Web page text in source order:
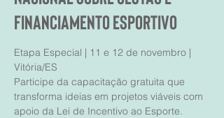
Financiamento Esportivo
Etapa Especial | 11 e 12 de novembro |
Vitória/ES
Participe da capacitação gratuita que
transforma ideias em projetos viáveis com
apoio da Lei de Incentivo ao Esporte.